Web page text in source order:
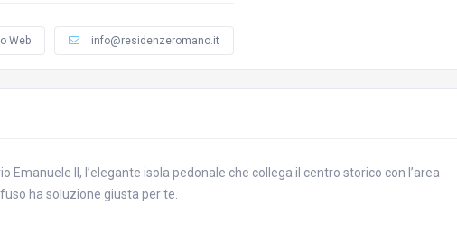
Web info@residenzeromano.it
Emanuele II, l’elegante isola pedonale che collega il centro storico con l’area
ha soluzione giusta per te.